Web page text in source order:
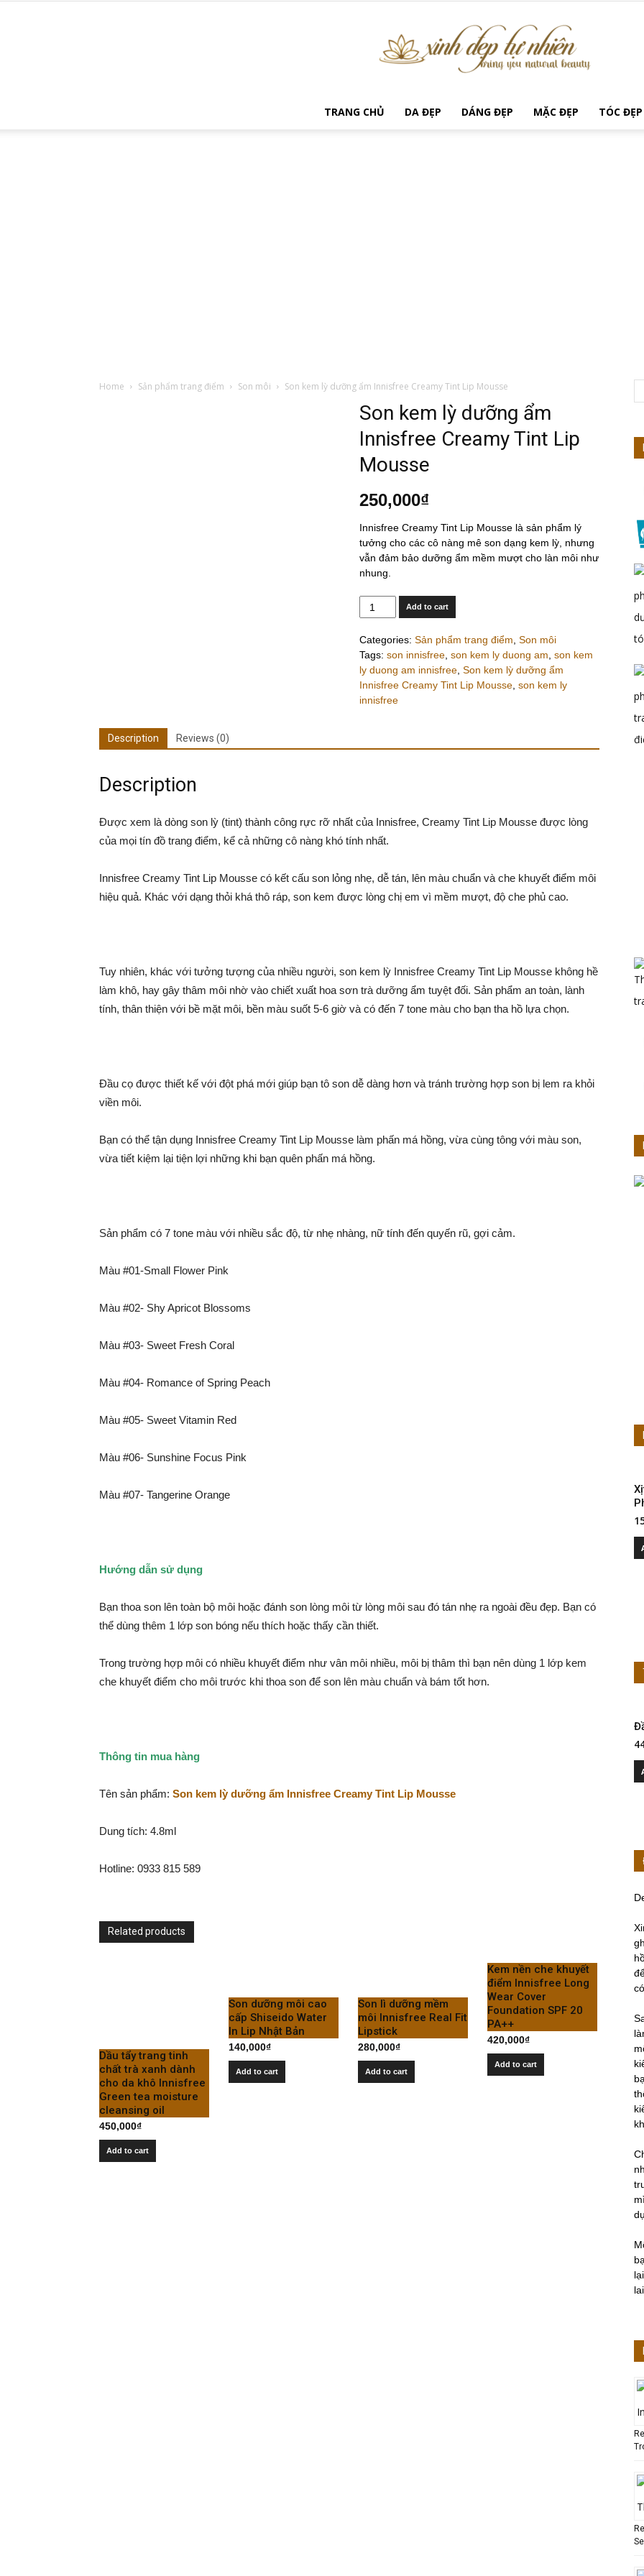
Xinh
TRANG CHỦ DA ĐẸP DÁNG ĐẸP MẶC ĐẸP TÓC ĐẸP
Home Sản phẩm trang điểm Son môi Son kem lỳ dưỡng ẩm Innisfree Creamy Tint Lip Mousse
Son kem lỳ dưỡng ẩm
Innisfree Creamy Tint Lip
Mousse
250,000₫
Innisfree Creamy Tint Lip Mousse là sản phẩm lý
tưởng cho các cô nàng mê son dạng kem lỳ, nhưng
vẫn đảm bảo dưỡng ẩm mềm mượt cho làn môi như
nhung.
Quantity Add to cart
Categories: Sản phẩm trang điểm Son môi
Tags: son innisfree, son kem ly duong am son kem
ly duong am innisfree, Son kem lỳ dưỡng ẩm
Innisfree Creamy Tint Lip Mousse, son kem ly
innisfree
Description Reviews (0)
Description
Được xem là dòng son lỳ (tint) thành công rực rỡ nhất của Innisfree, Creamy Tint Lip Mousse được lòng
của mọi tín đồ trang điểm, kể cả những cô nàng khó tính nhất.
Innisfree Creamy Tint Lip Mousse có kết cấu son lỏng nhẹ, dễ tán, lên màu chuẩn và che khuyết điểm môi
hiệu quả. Khác với dạng thỏi khá thô ráp, son kem được lòng chị em vì mềm mượt, độ che phủ cao.
Tuy nhiên, khác với tưởng tượng của nhiều người, son kem lỳ Innisfree Creamy Tint Lip Mousse không hề
làm khô, hay gây thâm môi nhờ vào chiết xuất hoa sơn trà dưỡng ẩm tuyệt đối. Sản phẩm an toàn, lành
tính, thân thiện với bề mặt môi, bền màu suốt 5-6 giờ và có đến 7 tone màu cho bạn tha hồ lựa chọn.
Đầu cọ được thiết kế với đột phá mới giúp bạn tô son dễ dàng hơn và tránh trường hợp son bị lem ra khỏi
viền môi.
Bạn có thể tận dụng Innisfree Creamy Tint Lip Mousse làm phấn má hồng, vừa cùng tông với màu son,
vừa tiết kiệm lại tiện lợi những khi bạn quên phấn má hồng.
Sản phẩm có 7 tone màu với nhiều sắc độ, từ nhẹ nhàng, nữ tính đến quyến rũ, gợi cảm.
Màu #01-Small Flower Pink
Màu #02- Shy Apricot Blossoms
Màu #03- Sweet Fresh Coral
Màu #04- Romance of Spring Peach
Màu #05- Sweet Vitamin Red
Màu #06- Sunshine Focus Pink
Màu #07- Tangerine Orange
Hướng dẫn sử dụng
Bạn thoa son lên toàn bộ môi hoặc đánh son lòng môi từ lòng môi sau đó tán nhẹ ra ngoài đều đẹp. Bạn có
thể dùng thêm 1 lớp son bóng nếu thích hoặc thấy cần thiết.
Trong trường hợp môi có nhiều khuyết điểm như vân môi nhiều, môi bị thâm thì bạn nên dùng 1 lớp kem
che khuyết điểm cho môi trước khi thoa son để son lên màu chuẩn và bám tốt hơn.
Thông tin mua hàng
Tên sản phẩm: Son kem lỳ dưỡng ẩm Innisfree Creamy Tint Lip Mousse
Dung tích: 4.8ml
Hotline: 0933 815 589
Related products
Dầu tẩy trang tinh
chất trà xanh dành
cho da khô Innisfree
Green tea moisture
cleansing oil
450,000₫
Add to cart
Son dưỡng môi cao
cấp Shiseido Water
In Lip Nhật Bản
140,000₫
Add to cart
Son lì dưỡng mềm
môi Innisfree Real Fit
Lipstick
280,000₫
Add to cart
Kem nền che khuyết
điểm Innisfree Long
Wear Cover
Foundation SPF 20
PA++
420,000₫
Add to cart
lai.